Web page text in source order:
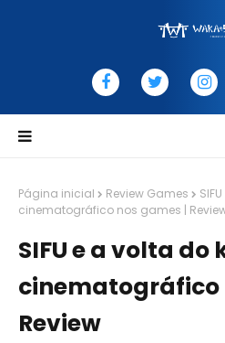
Página inicial Review Games
cinematográfico nos games |
SIFU e a volta
cinematográfico
Review